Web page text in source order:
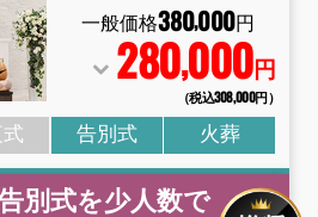
一般価格380,000円
280,000円
（税込308,000円）
告別式 火葬
別式を少人数で